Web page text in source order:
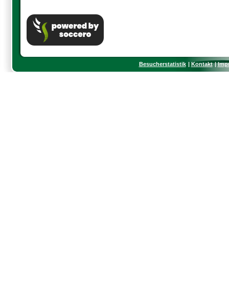
Besucherstatistik Kontakt